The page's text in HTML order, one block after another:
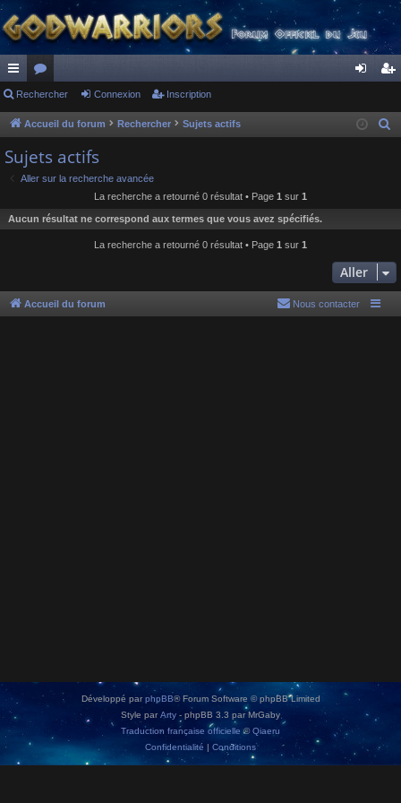
ac
co
ur
ci
or
u
s
ne cri
Rechercher Connexion Inscription
Accueil du forum Rechercher Sujets actifs
h
e
Sujets actifs
Aller sur la recherche avancée
La recherche a retourné 0 résultat • Page 1 sur 1
Aucun résultat ne correspond aux termes que vous avez spécifiés.
La recherche a retourné 0 résultat • Page 1 sur 1
Aller
Accueil du forum Nous contacter
Développé par phpBB® Forum Software © phpBB Limited
Style parArty - phpBB 3.3 par MrGaby
Traduction française officielle ©Qiaeru
Confidentialité | Conditions